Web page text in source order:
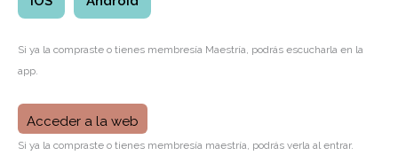
Si ya la compraste o tienes membresía Maestría, podrás escucharla en la
app.
Acceder a la web
Si ya la compraste o tienes membresía maestría, podrás verla al entrar.